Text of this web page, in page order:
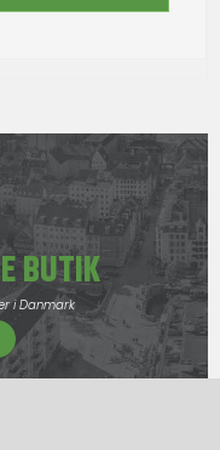
BUTIK
i Danmark